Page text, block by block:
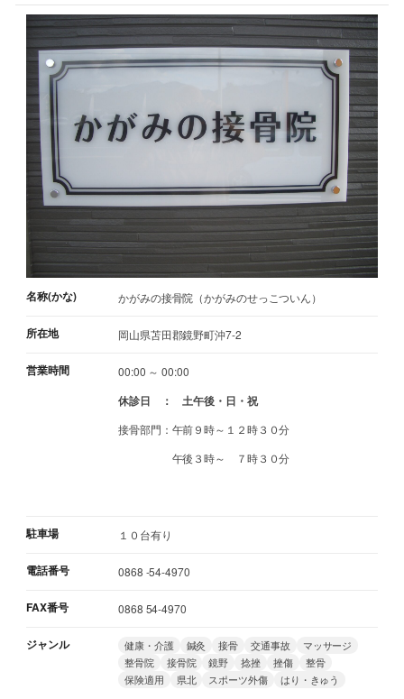
名称(かな) かがみの接骨院（かがみのせっこついん）
所在地 岡山県苫田郡鏡野町沖7-2
営業時間 00:00 ～ 00:00
休診日 ： 土午後・日・祝
接骨部門：午前９時～１２時３０分
午後３時～ ７時３０分
駐車場 １０台有り
電話番号 0868 -54-4970
FAX番号 0868 54-4970
ジャンル 健康・介護 鍼灸 接骨 交通事故
マッサージ
整骨院
接骨院 鏡野 捻挫 挫傷
整骨
保険適用
県北 スポーツ外傷 はり・きゅう